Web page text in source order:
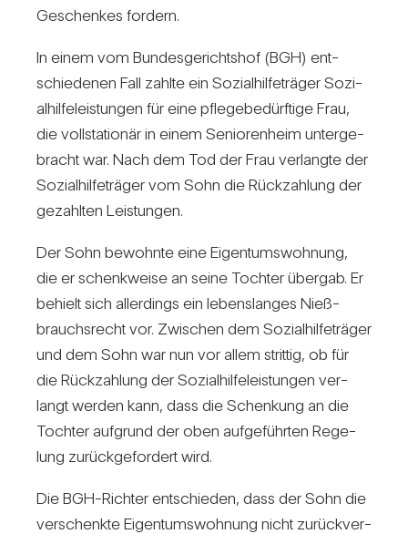
Geschenkes for­dern.
In einem vom Bun­des­ge­richtshof (BGH) ent­
schie­denen Fall zahlte ein Sozi­al­hil­fe­träger Sozi­
al­hil­fe­leis­tungen für eine pfle­ge­be­dürf­tige Frau,
die voll­sta­tionär in einem Senio­ren­heim unter­ge­
bracht war. Nach dem Tod der Frau ver­langte der
Sozi­al­hil­fe­träger vom Sohn die Rück­zah­lung der
gezahlten Leis­tungen.
Der Sohn bewohnte eine Eigen­tums­woh­nung,
die er schenk­weise an seine Tochter übergab. Er
behielt sich aller­dings ein lebens­langes Nieß­
brauchs­recht vor. Zwi­schen dem Sozi­al­hil­fe­träger
und dem Sohn war nun vor allem strittig, ob für
die Rück­zah­lung der Sozi­al­hil­fe­leis­tungen ver­
langt werden kann, dass die Schen­kung an die
Tochter auf­grund der oben auf­ge­führten Rege­
lung zurück­ge­for­dert wird.
Die BGH-Richter ent­schieden, dass der Sohn die
ver­schenkte Eigen­tums­woh­nung nicht zurück­ver­